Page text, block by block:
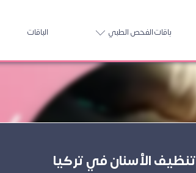
باقات الفحص الطبي الباقات
تنظيف الأسنان في تركيا